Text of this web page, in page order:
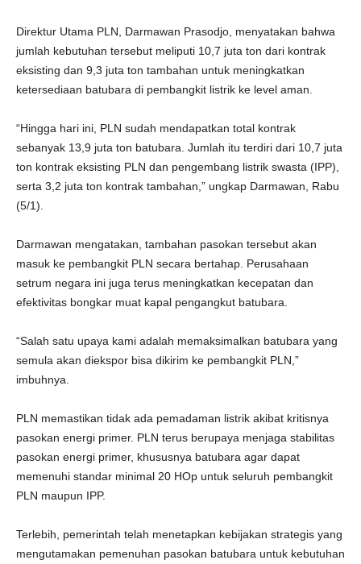
Direktur Utama PLN, Darmawan Prasodjo, menyatakan bahwa
jumlah kebutuhan tersebut meliputi 10,7 juta ton dari kontrak
eksisting dan 9,3 juta ton tambahan untuk meningkatkan
ketersediaan batubara di pembangkit listrik ke level aman.
“Hingga hari ini, PLN sudah mendapatkan total kontrak
sebanyak 13,9 juta ton batubara. Jumlah itu terdiri dari 10,7 juta
ton kontrak eksisting PLN dan pengembang listrik swasta (IPP),
serta 3,2 juta ton kontrak tambahan,” ungkap Darmawan, Rabu
(5/1).
Darmawan mengatakan, tambahan pasokan tersebut akan
masuk ke pembangkit PLN secara bertahap. Perusahaan
setrum negara ini juga terus meningkatkan kecepatan dan
efektivitas bongkar muat kapal pengangkut batubara.
“Salah satu upaya kami adalah memaksimalkan batubara yang
semula akan diekspor bisa dikirim ke pembangkit PLN,”
imbuhnya.
PLN memastikan tidak ada pemadaman listrik akibat kritisnya
pasokan energi primer. PLN terus berupaya menjaga stabilitas
pasokan energi primer, khususnya batubara agar dapat
memenuhi standar minimal 20 HOp untuk seluruh pembangkit
PLN maupun IPP.
Terlebih, pemerintah telah menetapkan kebijakan strategis yang
mengutamakan pemenuhan pasokan batubara untuk kebutuhan